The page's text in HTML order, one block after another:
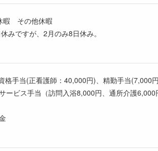
その他休暇
ですが、2月のみ8日休み。
手当(正看護師：40,000円)、精勤手当
ービス手当（訪問入浴8,000円、通所介護